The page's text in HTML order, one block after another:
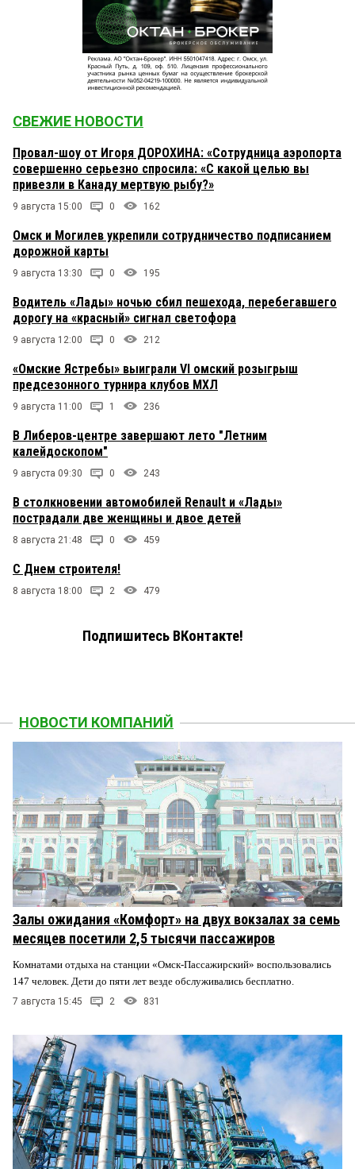
СВЕЖИЕ НОВОСТИ
Провал-шоу от Игоря ДОРОХИНА: «Сотрудница аэропорта
совершенно серьезно спросила: «С какой целью вы
привезли в Канаду мертвую рыбу?»
9 августа 15:00 0 162
Омск и Могилев укрепили сотрудничество подписанием
дорожной карты
9 августа 13:30 0 195
Водитель «Лады» ночью сбил пешехода, перебегавшего
дорогу на «красный» сигнал светофора
9 августа 12:00 0 212
«Омские Ястребы» выиграли VI омский розыгрыш
предсезонного турнира клубов МХЛ
9 августа 11:00 1 236
В Либеров-центре завершают лето "Летним
калейдоскопом"
9 августа 09:30 0 243
В столкновении автомобилей Renault и «Лады»
пострадали две женщины и двое детей
8 августа 21:48 0 459
С Днем строителя!
8 августа 18:00 2 479
Подпишитесь ВКонтакте!
НОВОСТИ КОМПАНИЙ
Залы ожидания «Комфорт» на двух вокзалах за семь
месяцев посетили 2,5 тысячи пассажиров
Комнатами отдыха на станции «Омск-Пассажирский» воспользовались
147 человек. Дети до пяти лет везде обслуживались бесплатно.
7 августа 15:45 2 831